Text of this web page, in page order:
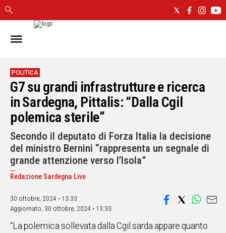
IN
CAGLIARI
SASSARI
NUORO
ORISTANO
SULCIS
GALLURA
OGLIASTRA
MEDIO
CAMPIDANO
ALTRE
NOTIZIE
POLITICA
POLITICA
G7 su grandi infrastrutture e ricerca
in Sardegna, Pittalis: “Dalla Cgil
polemica sterile”
Secondo il deputato di Forza Italia la decisione
del ministro Bernini “rappresenta un segnale di
grande attenzione verso l’Isola”
Redazione Sardegna Live
30 ottobre, 2024 • 13:33
Aggiornato, 30 ottobre, 2024 • 13:33
“La polemica sollevata dalla Cgil sarda appare quanto